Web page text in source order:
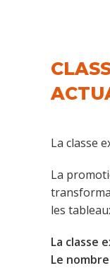
La classe
La
les
La classe
Le